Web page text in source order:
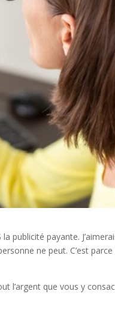
publicité payante.
ne peut. C’est
l’argent que vous y